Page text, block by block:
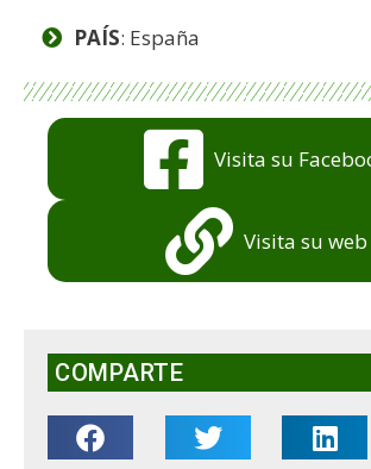
PAÍS: España
Visita su
Visita su web
COMPARTE